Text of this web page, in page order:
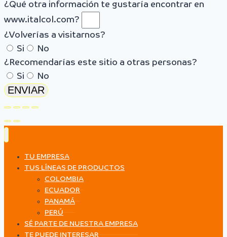
¿Qué otra información te gustaría encontrar en
www.italcol.com?
¿Volverías a visitarnos?
Si
No
¿Recomendarías este sitio a otras personas?
Si
No
ENVIAR
TU EMPRESA
TUS LÍNEAS DE PRODUCTOS
COLOMBIA
ECUADOR
PANAMÁ
PERÚ
SÉ PARTE DE NUESTRA EMPRESA
TE PUEDE INTERESAR